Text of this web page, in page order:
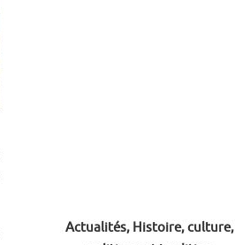
Actualités, Histoire, culture,